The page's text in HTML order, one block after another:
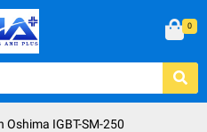
0
Oshima IGBT-SM-250